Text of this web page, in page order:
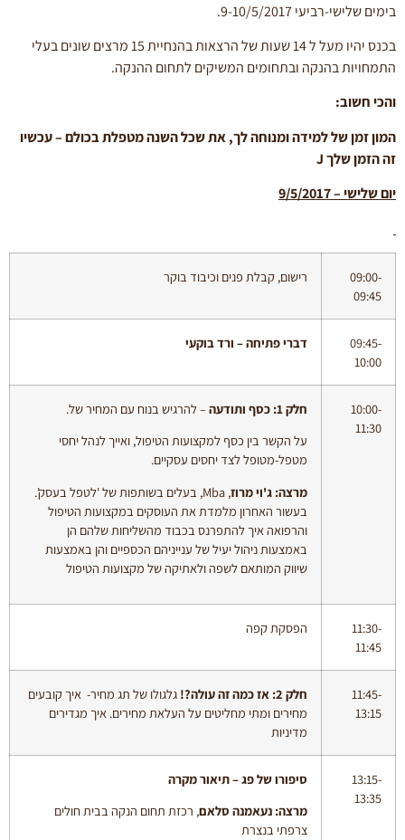
בימים שלישי-רביעי 9-10/5/2017.
בכנס יהיו מעל ל 14 שעות של הרצאות בהנחיית 15 מרצים שונים בעלי
התמחויות בהנקה ובתחומים המשיקים לתחום ההנקה.
והכי חשוב:
המון זמן של למידה ומנוחה לך,אתשכל השנה מטפלת בכולם – עכשיו
זה הזמן שלךJ
יום שלישי – 9/5/2017
09:00-
09:45
רישום, קבלת פנים וכיבוד בוקר
09:45-
10:00
דברי פתיחה – ורד בוקעי
10:00-
11:30
חלק 1: כסף ותודעה
– להרגיש בנוח עם המחיר של.
על הקשר בין כסף למקצועות הטיפול, ואייך לנהל יחסי
מטפל-מטופל לצד יחסים עסקיים.
מרצה: ג'וי מרוז
, Mba, בעלים בשותפות של 'לטפל בעסק'.
בעשור האחרון מלמדת את העוסקים במקצועות הטיפול
והרפואה איך להתפרנס בכבוד מהשליחות שלהם הן
באמצעות ניהול יעיל של ענייניהם הכספיים והן באמצעות
שיווק המותאם לשפה ולאתיקה של מקצועות הטיפול
11:30-
11:45
הפסקת קפה
11:45-
13:15
חלק 2: אז כמה זה עולה?!
גלגולו של תג מחיר- איך קובעים
מחירים ומתי מחליטים על העלאת מחירים. איך מגדירים
מדיניות
13:15-
13:35
סיפורו של פג – תיאור מקרה
מרצה: נעאמנה סלאם, רכזת תחום הנקה בבית חולים
צרפתי בנצרת